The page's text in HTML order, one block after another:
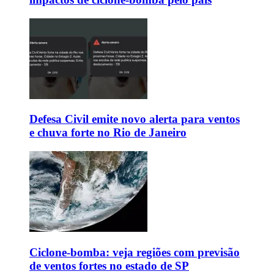
Defesa Civil emite novo alerta para ventos
e chuva forte no Rio de Janeiro
Ciclone-bomba: veja regiões com previsão
de ventos fortes no estado de SP